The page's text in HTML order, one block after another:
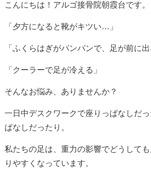
こんにちは！アルゴ接骨院朝霞台です。
「夕方になると靴がキツい…」
「ふくらはぎがパンパンで、足が前に
「クーラーで足が冷える」
そんなお悩み、ありませんか？
一日中デスクワークで座りっぱなしだ
ぱなしだったり。
私たちの足は、重力の影響でどうして
りやすくなっています。